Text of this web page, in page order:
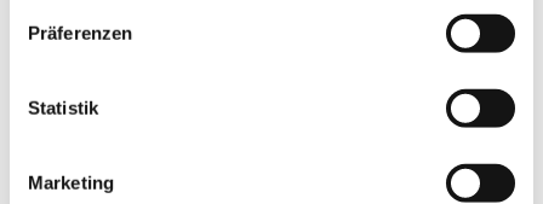
Websites. Die Partner erkennen mitunter auch, wenn Sie
zum Website-Besuch verschiedene Geräte verwenden,
kann die Datenübertragung in Drittländer (insb. die USA)
nicht ausgeschlossen werden. Dort ist kein der EU
zusätzlichen Risiken für Ihre Daten führen kann.
Präferenzen
Statistik
Marketing